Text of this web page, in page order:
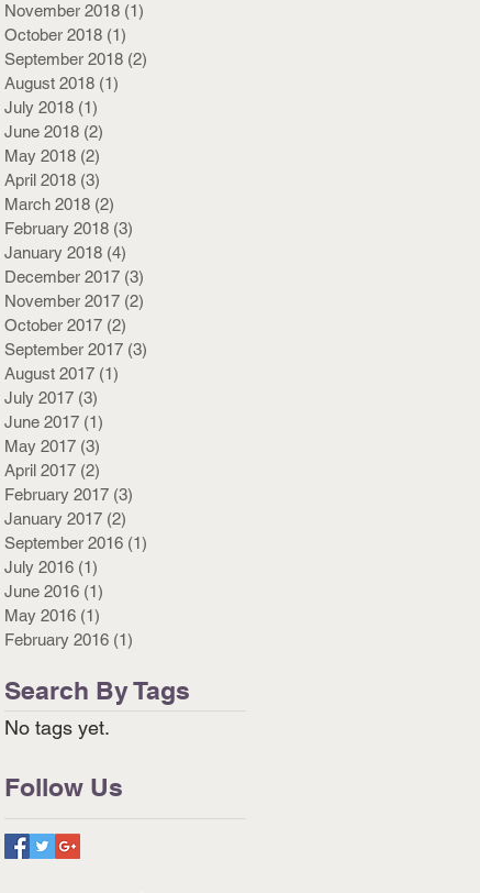
November 2018 (1)
October 2018 (1)
September 2018 (2)
August 2018 (1)
July 2018 (1)
June 2018 (2)
May 2018 (2)
April 2018 (3)
March 2018 (2)
February 2018 (3)
January 2018 (4)
December 2017 (3)
November 2017 (2)
October 2017 (2)
September 2017 (3)
August 2017 (1)
July 2017 (3)
June 2017 (1)
May 2017 (3)
April 2017 (2)
February 2017 (3)
January 2017 (2)
September 2016 (1)
July 2016 (1)
June 2016 (1)
May 2016 (1)
February 2016 (1)
Search By Tags
No tags yet.
Follow Us